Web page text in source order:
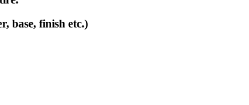
base, finish etc.)